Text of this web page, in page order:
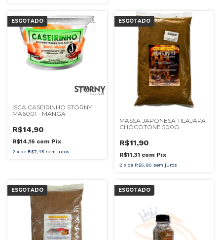
ESGOTADO
ISCA CASEIRINHO STORNY
MA6001 - MANGA
R$14,90
R$14,16 com Pix
2 x de R$7,45 sem juros
ESGOTADO
MASSA JAPONESA TILAJAPA
CHOCOTONE 500G
R$11,90
R$11,31 com Pix
2 x de R$5,95 sem juros
ESGOTADO ESGOTADO